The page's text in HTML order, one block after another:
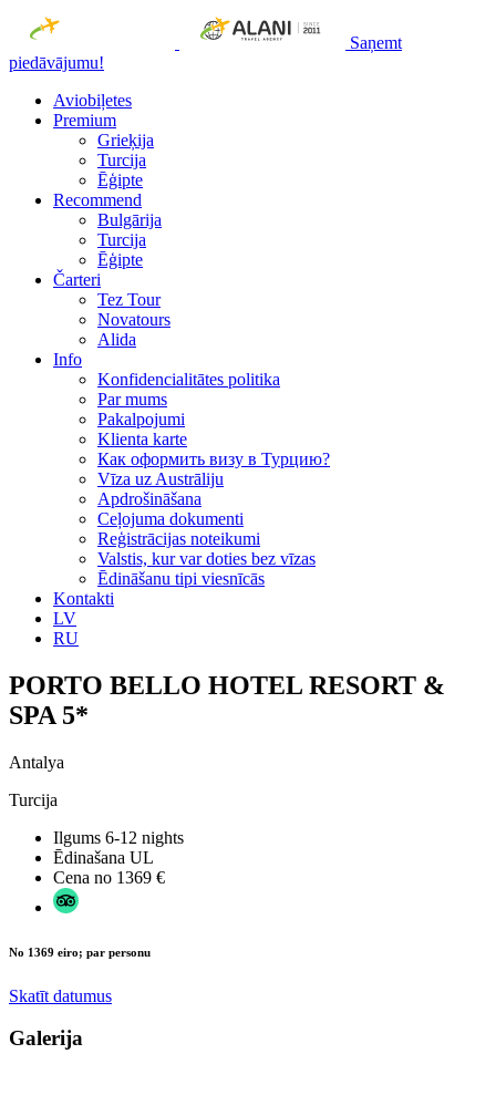
Saņemt
piedāvājumu!
Aviobiļetes
Premium
Grieķija
Turcija
Ēģipte
Recommend
Bulgārija
Turcija
Ēģipte
Čarteri
Tez Tour
Novatours
Alida
Info
Konfidencialitātes politika
Par mums
Рakalpojumi
Klienta karte
Как оформить визу в Турцию?
Vīza uz Austrāliju
Apdrošināšana
Ceļojuma dokumenti
Reģistrācijas noteikumi
Valstis, kur var doties bez vīzas
Ēdināšanu tipi viesnīcās
Kontakti
LV
RU
PORTO BELLO HOTEL RESORT &
SPA 5*
Antalya
Turcija
Ilgums 6-12 nights
Ēdinašana UL
Cena no 1369 €
No 1369 eiro; par personu
Skatīt datumus
Galerija